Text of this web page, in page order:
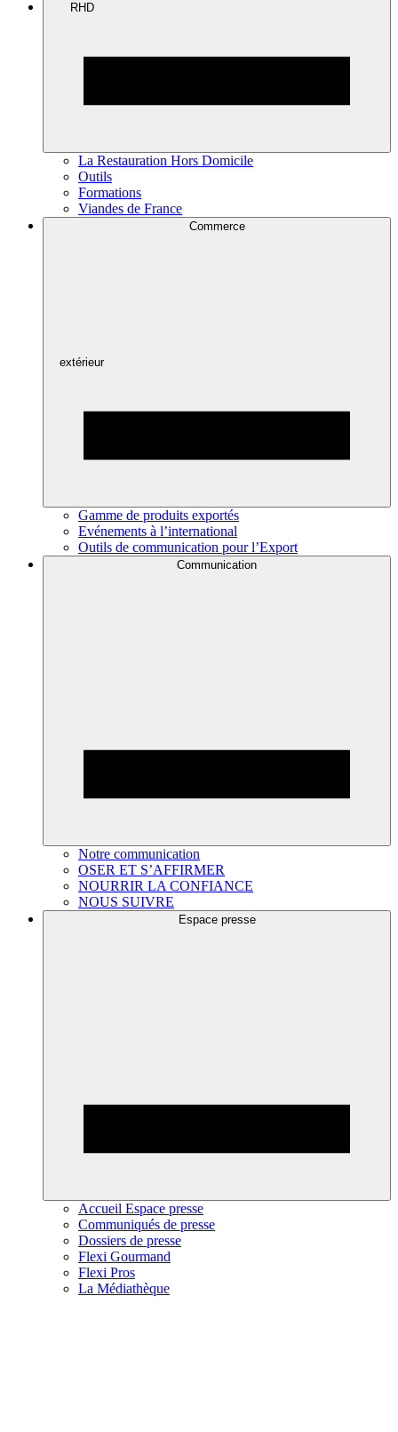
RHD
La Restauration Hors Domicile
Outils
Formations
Viandes de France
Commerce
extérieur
Gamme de produits exportés
Evénements à l’international
Outils de communication pour l’Export
Communication
Notre communication
OSER ET S’AFFIRMER
NOURRIR LA CONFIANCE
NOUS SUIVRE
Espace presse
Accueil Espace presse
Communiqués de presse
Dossiers de presse
Flexi Gourmand
Flexi Pros
La Médiathèque